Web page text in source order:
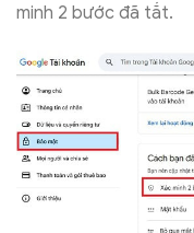
minh 2 bước đã tắt.